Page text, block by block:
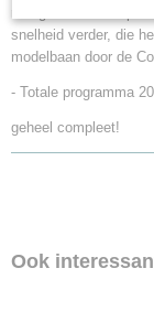
snelheid verder, die
modelbaan door de
- Totale programma
geheel compleet!
Ook